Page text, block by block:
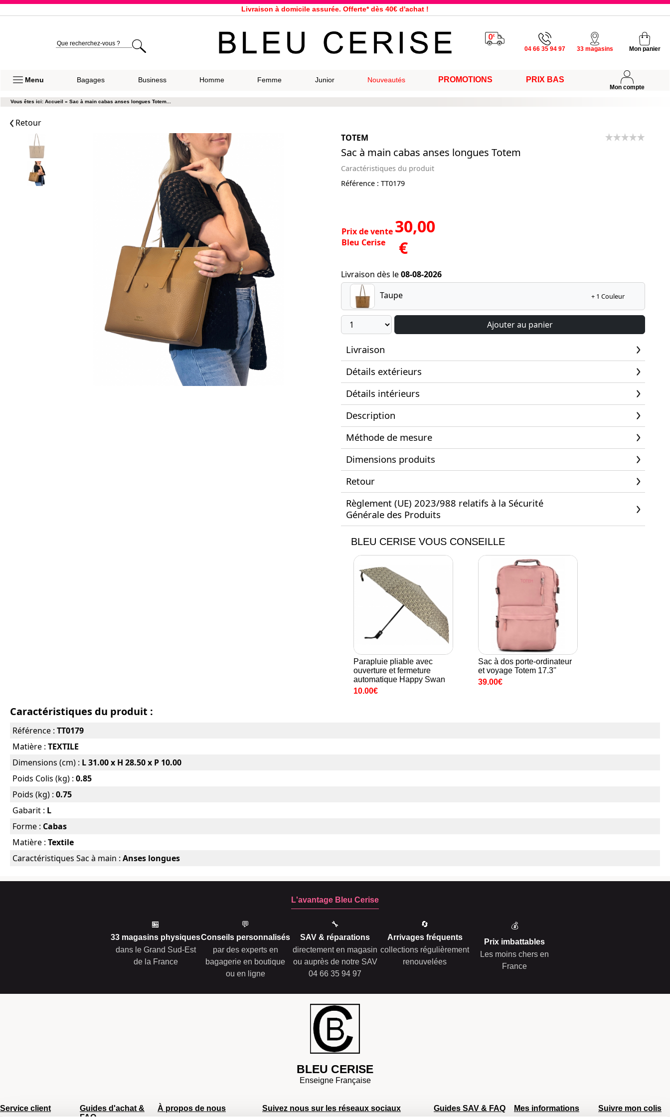
Livraison à domicile assurée. Offerte* dès 40€ d'achat !
Expédition le jour même pour toutes commandes passées avant 12h, du lundi au vendredi
33 magasins répartis dans la France. Un à proximité de chez vous ?
04 66 35 94 97 33 magasins Mon panier
Menu Bagages Business Homme Femme Junior Nouveautés PROMOTIONS PRIX BAS
Mon compte
Vous êtes ici: Accueil » Sac à main cabas anses longues Totem...
Retour
TOTEM
Sac à main cabas anses longues Totem
Caractéristiques du produit
Référence : TT0179
Prix de vente
Bleu Cerise
30,00
€
Livraison dès le08-08-2026
Taupe
+ 1 Couleur
Ajouter au panier
Livraison
Détails extérieurs
Détails intérieurs
Description
Méthode de mesure
Dimensions produits
Retour
Règlement (UE) 2023/988 relatifs à la Sécurité
Générale des Produits
BLEU CERISE VOUS CONSEILLE
Parapluie pliable avec
ouverture et fermeture
automatique Happy Swan
10.00€
Sac à dos porte-ordinateur
et voyage Totem 17.3''
39.00€
Caractéristiques du produit :
Référence : TT0179
Matière : TEXTILE
Dimensions (cm) : L 31.00 x H 28.50 x P 10.00
Poids Colis (kg) : 0.85
Poids (kg) : 0.75
Gabarit : L
Forme : Cabas
Matière : Textile
Caractéristiques Sac à main : Anses longues
L'avantage Bleu Cerise
🏪
33 magasins physiques
dans le Grand Sud-Est
de la France
💬
Conseils personnalisés
par des experts en
bagagerie en boutique
ou en ligne
🔧
SAV & réparations
directement en magasin
ou auprès de notre SAV
04 66 35 94 97
🔄
Arrivages fréquents
collections régulièrement
renouvelées
💰
Prix imbattables
Les moins chers en
France
BLEU CERISE
Enseigne Française
Service client
Guides d'achat &
À propos de nous Suivez nous sur les réseaux sociaux Guides SAV & FAQ Mes informations Suivre mon colis